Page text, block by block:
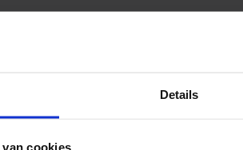
Details
cookies
Luchtfilter